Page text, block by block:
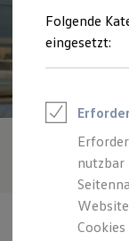
ONE
Kauf &
Online-
Folgende
eingesetzt:
nutzbar